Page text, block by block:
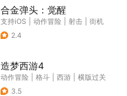
合金弹头：觉醒
支持iOS 动作冒险 射击
街机
2.4
造梦西游4
动作冒险 格斗 西游
横版过关
3.5